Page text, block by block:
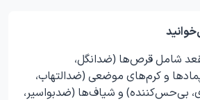
شامل قرص‌ها (ضدانگل،
و کرم‌های موضعی (ضدالتهاب،
بی‌حس‌کننده) و شیاف‌ها (ضدبواسیر،